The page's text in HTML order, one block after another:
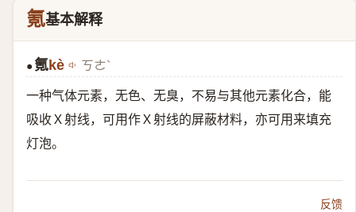
氪基本解释
● 氪kè ㄎㄜˋ
一种气体元素，无色、无臭，不易与其他元素化合，能
吸收Ｘ射线，可用作Ｘ射线的屏蔽材料，亦可用来填充
灯泡。
反馈